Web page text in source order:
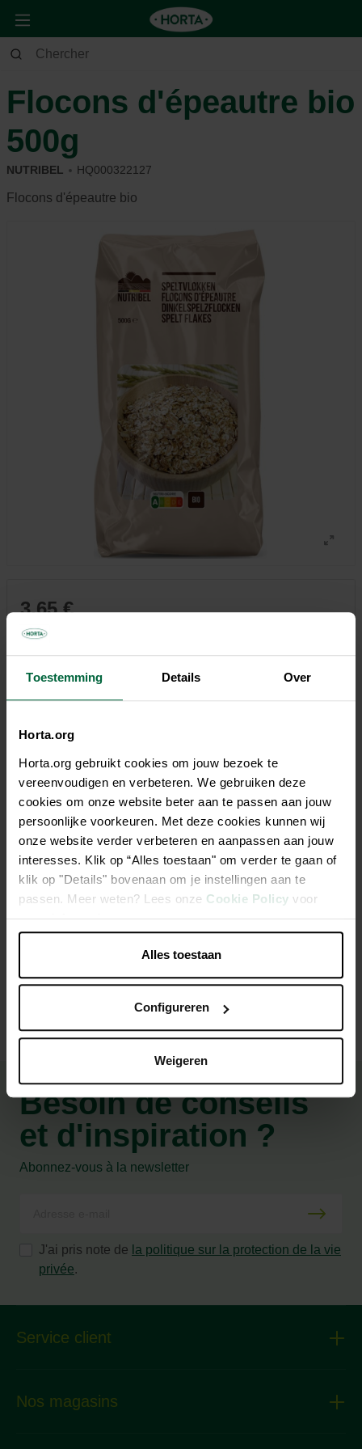
Toestemming Details Over
Horta.org
Horta.org gebruikt cookies om jouw bezoek te
vereenvoudigen en verbeteren. We gebruiken deze
cookies om onze website beter aan te passen aan jouw
persoonlijke voorkeuren. Met deze cookies kunnen wij
onze website verder verbeteren en aanpassen aan jouw
interesses. Klik op “Alles toestaan" om verder te gaan of
klik op "Details" bovenaan om je instellingen aan te
passen. Meer weten? Lees onze Cookie Policy voor
meer informatie.
Alles toestaan
Configureren
Weigeren
Maison & Déco
Flocons d'épeautre bio
500g
NUTRIBEL HQ000322127
Flocons d'épeautre bio
3,65 €
7,30 €/kg
Description
Nutribel flocons d'épeautre bio 500g
Les flocons sont parfaits pour lancer votre journée: ils sont
très nutritifs. Le gros avantage est qu’ils contiennent
beaucoup de sucres complexes.
Besoin de conseils
et d'inspiration ?
Abonnez-vous à la newsletter
J'ai pris note de la politique sur la protection de la vie
privée.
Service client
Nos magasins